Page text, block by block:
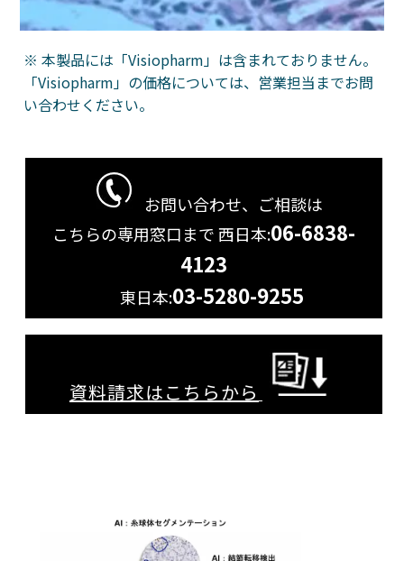
※ 本製品には「Visiopharm」は含まれておりません。
「Visiopharm」の価格については、営業担当までお問
い合わせください。
お問い合わせ、ご相談は
こちらの専用窓口まで西日本:06-6838-
4123
東日本:03-5280-9255
資料請求はこちらから